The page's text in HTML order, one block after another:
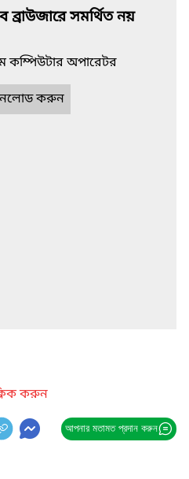
ব্রাউজারে সমর্থিত নয়
কম্পিউটার অপারেটর
করুন
করুন
আপনার মতামত প্রদান করুন